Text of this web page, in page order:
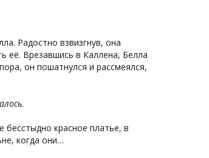
Радостно взвизгнув, она
её. Врезавшись в Каллена, Белла
он пошатнулся и рассмеялся,
бесстыдно красное платье, в
когда они…